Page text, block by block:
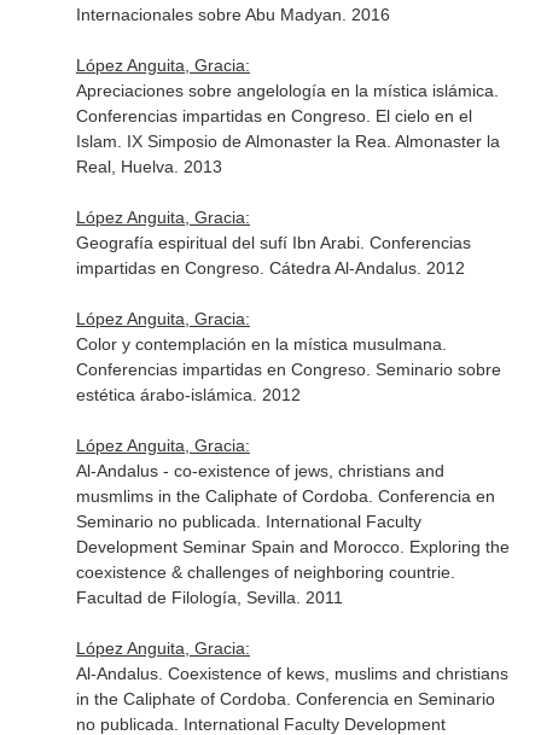
Internacionales sobre Abu Madyan. 2016
López Anguita, Gracia:
Apreciaciones sobre angelología en la mística islámica.
Conferencias impartidas en Congreso. El cielo en el
Islam. IX Simposio de Almonaster la Rea. Almonaster la
Real, Huelva. 2013
López Anguita, Gracia:
Geografía espiritual del sufí Ibn Arabi. Conferencias
impartidas en Congreso. Cátedra Al-Andalus. 2012
López Anguita, Gracia:
Color y contemplación en la mística musulmana.
Conferencias impartidas en Congreso. Seminario sobre
estética árabo-islámica. 2012
López Anguita, Gracia:
Al-Andalus - co-existence of jews, christians and
musmlims in the Caliphate of Cordoba. Conferencia en
Seminario no publicada. International Faculty
Development Seminar Spain and Morocco. Exploring the
coexistence & challenges of neighboring countrie.
Facultad de Filología, Sevilla. 2011
López Anguita, Gracia:
Al-Andalus. Coexistence of kews, muslims and christians
in the Caliphate of Cordoba. Conferencia en Seminario
no publicada. International Faculty Development